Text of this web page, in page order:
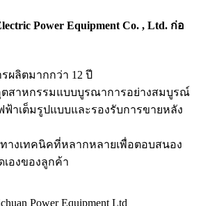
Power Equipment Co. , Ltd. ก่อ
ผลิตมากกว่า 12 ปี
ตสาหกรรมแบบบูรณาการอย่างสมบูรณ์
ฟ้าเต็มรูปแบบและรองรับการขายหลัง
างเทคนิคที่หลากหลายเพื่อตอบสนอง
องของลูกค้า